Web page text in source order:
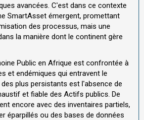
avancées. C'est dans ce contexte
SmartAsset émergent, promettant
des processus, mais une
la manière dont le continent gère
Public en Afrique est confrontée à
et endémiques qui entravent le
plus persistants est l'absence de
et fiable des Actifs publics. De
encore avec des inventaires partiels,
éparpillés ou des bases de données